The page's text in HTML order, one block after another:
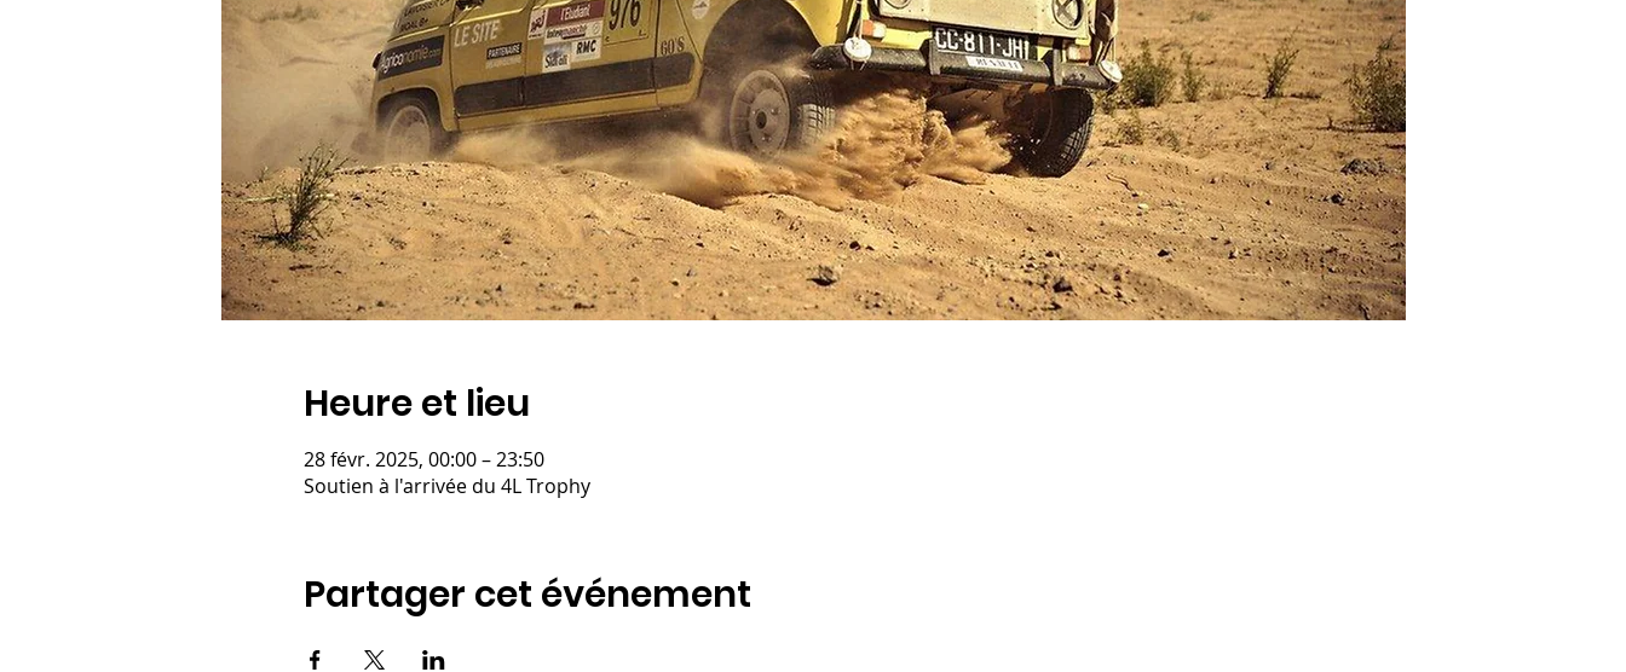
Heure et lieu
28 févr. 2025, 00:00 – 23:50
Soutien à l'arrivée du 4L Trophy
Partager cet événement